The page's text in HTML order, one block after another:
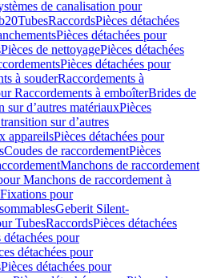
de canalisation pour
TubesRaccordsPièces détachées
Pièces détachées pour
Pièces de nettoyagePièces détachées
Pièces détachées pour
à souderRaccordements à
Raccordements à emboîterBrides de
sur d’autres matériauxPièces
sur d’autres
appareilsPièces détachées pour
Coudes de raccordementPièces
Manchons de raccordement
Manchons de raccordement à
Fixations pour
Geberit Silent-
TubesRaccordsPièces détachées
détachées pour
détachées pour
Pièces détachées pour